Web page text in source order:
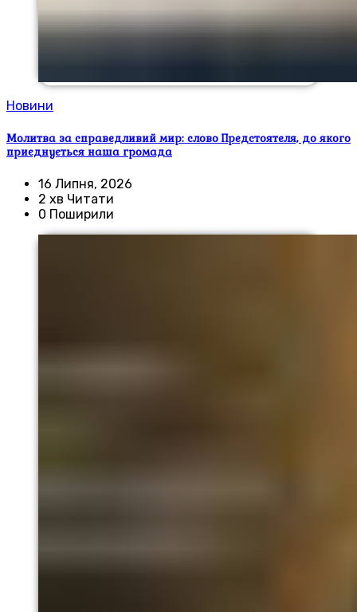
Новини
Молитва за справедливий мир: слово Предстоятеля, до якого
приєднується наша громада
16 Липня, 2026
2 хв Читати
0 Поширили